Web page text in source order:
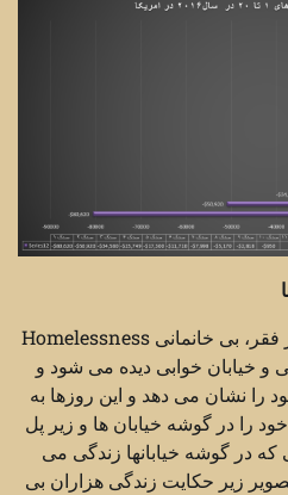
یکی از آشکارترین اشکال بروز فقر، بی خانمانی Homelessness
خیابان خوابی دیده می شود و
را نشان می دهد و این روزها به
را در گوشه خیابان ها و زیر پل
که در گوشه خیابانها زندگی می
زیر حکایت زندگی هزاران بی